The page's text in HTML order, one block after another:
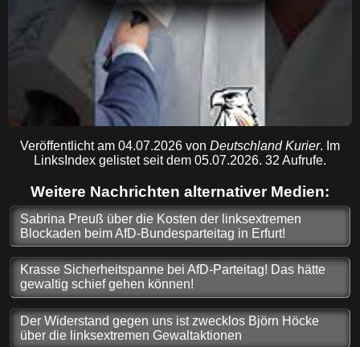
Veröffentlicht am 04.07.2026 von Deutschland Kurier. Im
LinksIndex gelistet seit dem 05.07.2026. 32 Aufrufe.
Weitere Nachrichten alternativer Medien:
Sabrina Preuß über die Kosten der linksextremen
Blockaden beim AfD-Bundesparteitag in Erfurt!
Krasse Sicherheitspanne bei AfD-Parteitag! Das hätte
gewaltig schief gehen können!
Der Widerstand gegen uns ist zwecklos Björn Höcke
über die linksextremen Gewaltaktionen